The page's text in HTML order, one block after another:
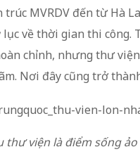
trúc MVRDV đến từ Hà
về thời gian thi công.
chỉnh, nhưng thư
Nơi đây cũng trở
thư viện là điểm sống